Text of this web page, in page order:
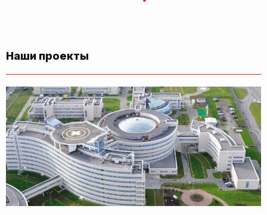
Наши проекты